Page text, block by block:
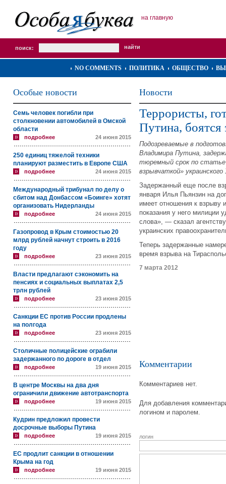
на главную
поиск:
NO COMMENTS ПОЛИТИКА ОБЩЕСТВО
Особые новости
Семь человек погибли при
столкновении автомобилей в Омской
области
подробнее 24 июня 2015
250 единиц тяжелой техники
планируют разместить в Европе США
подробнее 24 июня 2015
Международный трибунал по делу о
сбитом над Донбассом «Боинге» хотят
организовать Нидерланды
подробнее 24 июня 2015
Газопровод в Крым стоимостью 20
млрд рублей начнут строить в 2016
году
подробнее 23 июня 2015
Власти предлагают сэкономить на
пенсиях и социальных выплатах 2,5
трлн рублей
подробнее 23 июня 2015
Санкции ЕС против России продлены
на полгода
подробнее 23 июня 2015
Столичные полицейские ограбили
задержанного по дороге в отдел
подробнее 19 июня 2015
В центре Москвы на два дня
ограничили движение автотранспорта
подробнее 19 июня 2015
Кудрин предложил провести
досрочные выборы Путина
подробнее 19 июня 2015
ЕС продлит санкции в отношении
Крыма на год
подробнее 19 июня 2015
Новости
Террористы,
Путина, боятся
Подозреваемые в
Владимира Путина,
тюремный срок по статье
взрывчаткой»
Задержанный еще после
января Илья Пьянзин на
имеет отношения к взрыву
показания у него милиции
слова», — сказал
украинских
Теперь задержанные
время взрыва на
7 марта 2012
Комментарии
Комментариев нет.
Для добавления
логином и паролем.
логин